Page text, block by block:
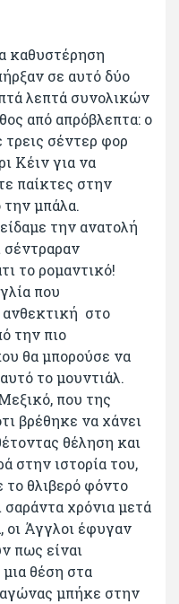
καθυστέρηση
σε αυτό δύο
λεπτά συνολικών
από απρόβλεπτα: ο
σέντερ φορ
Κέιν για να
παίκτες στην
την μπάλα.
την ανατολή
σέντραραν
το ρομαντικό!
που
ανθεκτική στο
την πιο
θα μπορούσε να
το μουντιάλ.
που της
βρέθηκε να χάνει
θέληση και
στην ιστορία του,
θλιβερό φόντο
σαράντα χρόνια μετά
οι Άγγλοι έφυγαν
πως είναι
θέση στα
αγώνας μπήκε στην